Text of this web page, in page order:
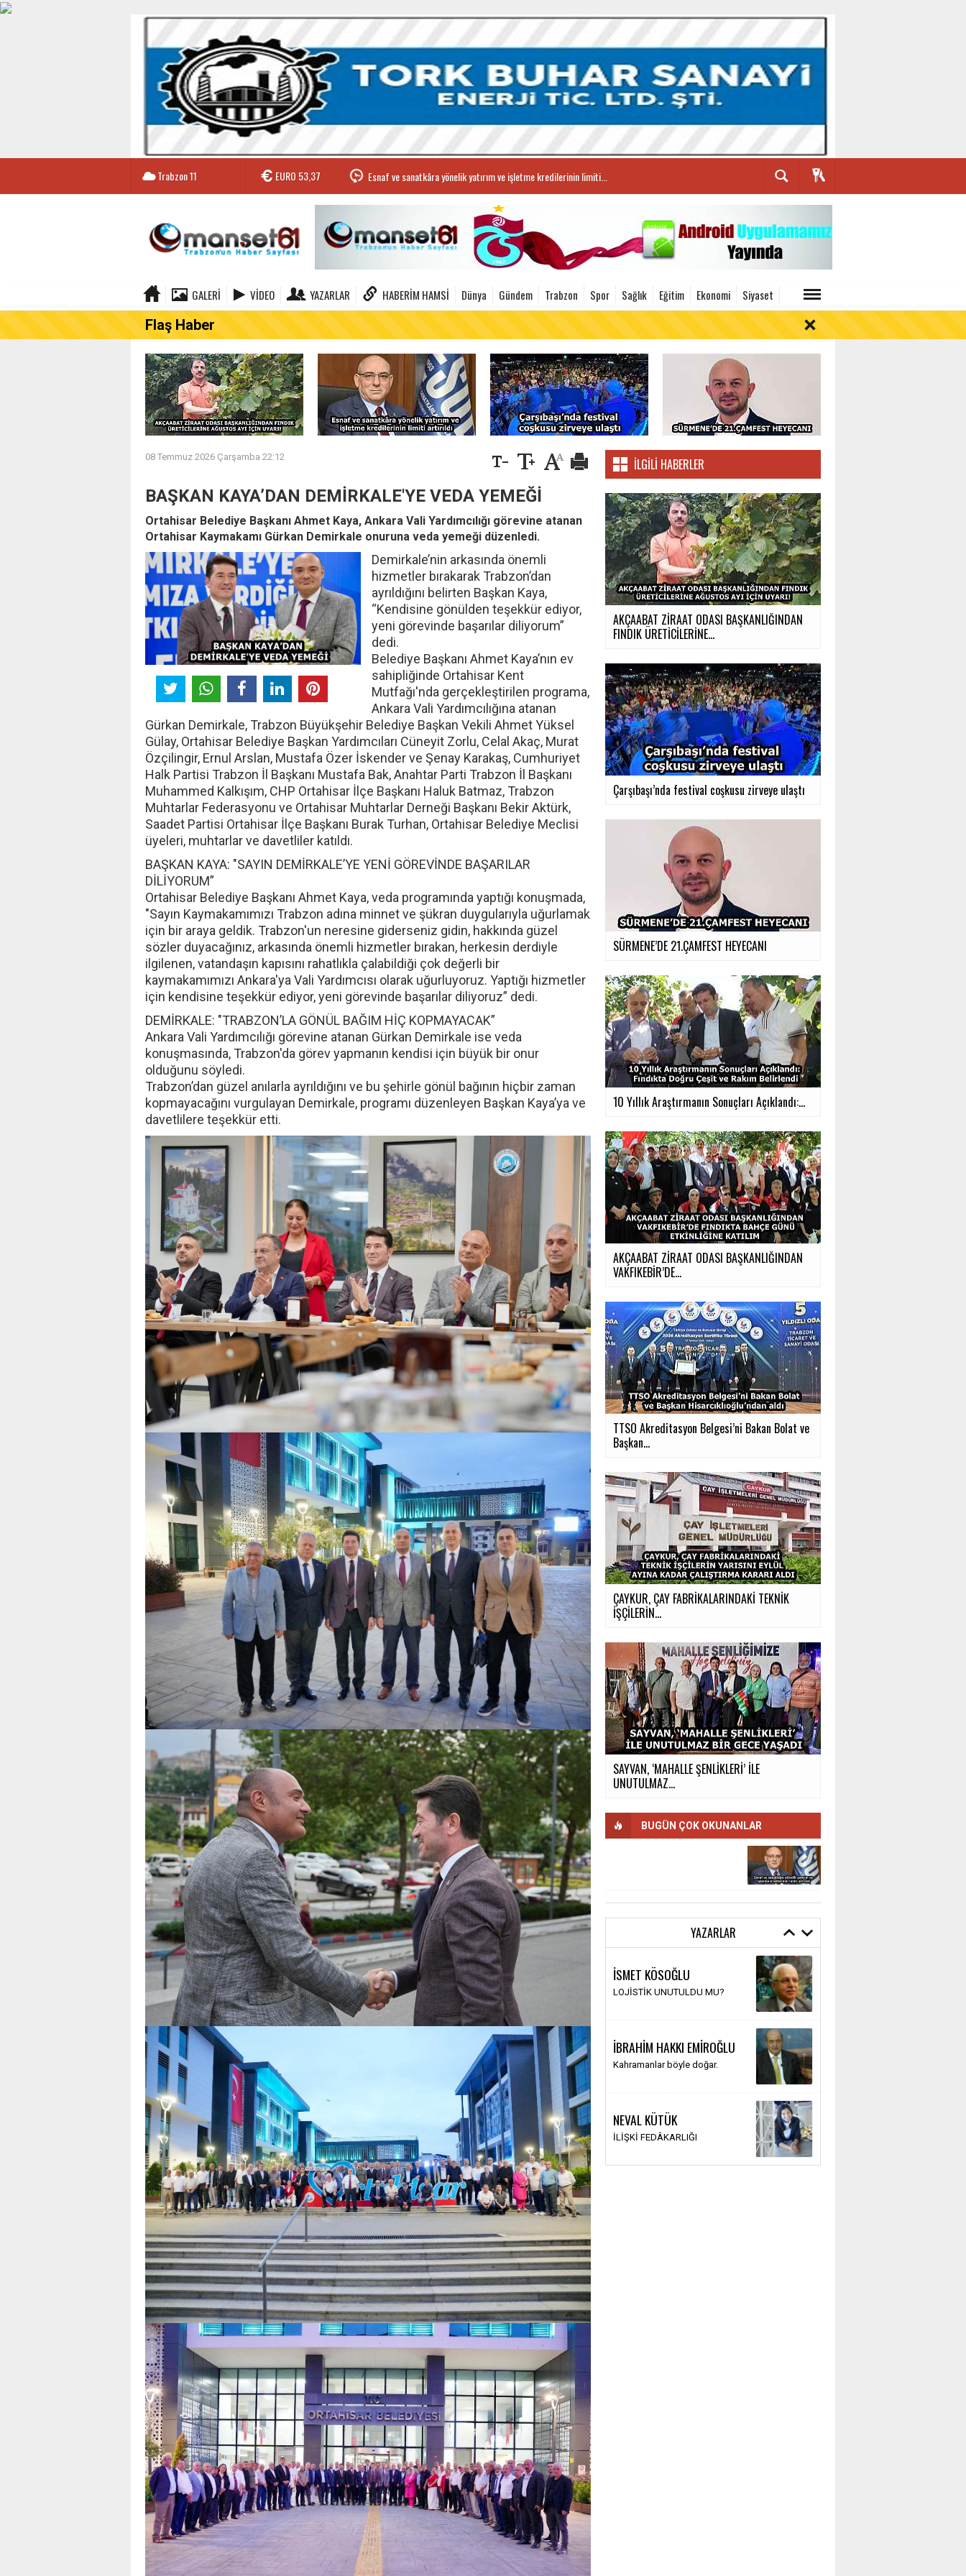
Trabzon11 EURO53,37 Esnaf ve sanatkâra yönelik yatırım ve işletme kredilerinin limiti...
GALERI VIDEO YAZARLAR HABERIM HAMSI Dünya Gündem Trabzon Spor Sağlık Eğitim Ekonomi Siyaset
Flaş Haber
AKÇAABAT ZİRAAT ODASI BAŞKANLIĞINDAN FINDIK ÜRETİCİLERİNE AĞUSTOS AYI İÇİN UYARI!
08 Temmuz 2026 Çarşamba 22:12
BAŞKAN KAYA’DAN DEMİRKALE'YE VEDA YEMEĞİ
Ortahisar Belediye Başkanı Ahmet Kaya, Ankara Vali Yardımcılığı görevine atanan
Ortahisar Kaymakamı Gürkan Demirkale onuruna veda yemeği düzenledi.
Demirkale’nin arkasında önemli
hizmetler bırakarak Trabzon’dan
ayrıldığını belirten Başkan Kaya,
“Kendisine gönülden teşekkür ediyor,
yeni görevinde başarılar diliyorum”
dedi.
Belediye Başkanı Ahmet Kaya’nın ev
sahipliğinde Ortahisar Kent
Mutfağı'nda gerçekleştirilen programa,
Ankara Vali Yardımcılığına atanan
Gürkan Demirkale, Trabzon Büyükşehir Belediye Başkan Vekili Ahmet Yüksel
Gülay, Ortahisar Belediye Başkan Yardımcıları Cüneyit Zorlu, Celal Akaç, Murat
Özçilingir, Ernul Arslan, Mustafa Özer İskender ve Şenay Karakaş, Cumhuriyet
Halk Partisi Trabzon İl Başkanı Mustafa Bak, Anahtar Parti Trabzon İl Başkanı
Muhammed Kalkışım, CHP Ortahisar İlçe Başkanı Haluk Batmaz, Trabzon
Muhtarlar Federasyonu ve Ortahisar Muhtarlar Derneği Başkanı Bekir Aktürk,
Saadet Partisi Ortahisar İlçe Başkanı Burak Turhan, Ortahisar Belediye Meclisi
üyeleri, muhtarlar ve davetliler katıldı.
BAŞKAN KAYA: "SAYIN DEMİRKALE’YE YENİ GÖREVİNDE BAŞARILAR
DİLİYORUM”
Ortahisar Belediye Başkanı Ahmet Kaya, veda programında yaptığı konuşmada,
"Sayın Kaymakamımızı Trabzon adına minnet ve şükran duygularıyla uğurlamak
için bir araya geldik. Trabzon'un neresine giderseniz gidin, hakkında güzel
sözler duyacağınız, arkasında önemli hizmetler bırakan, herkesin derdiyle
ilgilenen, vatandaşın kapısını rahatlıkla çalabildiği çok değerli bir
kaymakamımızı Ankara'ya Vali Yardımcısı olarak uğurluyoruz. Yaptığı hizmetler
için kendisine teşekkür ediyor, yeni görevinde başarılar diliyoruz” dedi.
DEMİRKALE: "TRABZON’LA GÖNÜL BAĞIM HİÇ KOPMAYACAK”
Ankara Vali Yardımcılığı görevine atanan Gürkan Demirkale ise veda
konuşmasında, Trabzon'da görev yapmanın kendisi için büyük bir onur
olduğunu söyledi.
Trabzon’dan güzel anılarla ayrıldığını ve bu şehirle gönül bağının hiçbir zaman
kopmayacağını vurgulayan Demirkale, programı düzenleyen Başkan Kaya’ya ve
davetlilere teşekkür etti.
İLGILI HABERLER
AKÇAABAT ZİRAAT ODASI BAŞKANLIĞINDAN
FINDIK ÜRETİCİLERİNE...
Çarşıbaşı’nda festival coşkusu zirveye ulaştı
SÜRMENE’DE 21.ÇAMFEST HEYECANI
10 Yıllık Araştırmanın Sonuçları Açıklandı:...
AKÇAABAT ZİRAAT ODASI BAŞKANLIĞINDAN
VAKFIKEBİR’DE...
TTSO Akreditasyon Belgesi’ni Bakan Bolat ve
Başkan...
ÇAYKUR, ÇAY FABRİKALARINDAKİ TEKNİK
İŞÇİLERİN...
SAYVAN, ‘MAHALLE ŞENLİKLERİ’ İLE
UNUTULMAZ...
BUGÜN ÇOK OKUNANLAR
YAZARLAR
İSMET KÖSOĞLU
LOJİSTİK UNUTULDU MU?
İBRAHİM HAKKI EMİROĞLU
Kahramanlar böyle doğar.
NEVAL KÜTÜK
İLİŞKİ FEDÂKARLIĞI